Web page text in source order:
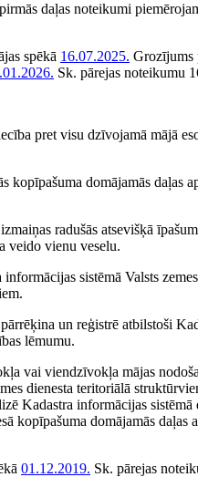
daļas noteikumi
spēkā 16.07.2025. Grozījums
Sk. pārejas noteikumu
pret visu dzīvojamā mājā
kopīpašuma domājamās daļas
radušās atsevišķā
veido vienu veselu.
sistēmā Valsts
un reģistrē atbilstoši
lēmumu.
vai viendzīvokļa mājas
dienesta teritoriālā
Kadastra informācijas
kopīpašuma domājamās daļas
01.12.2019. Sk. pārejas